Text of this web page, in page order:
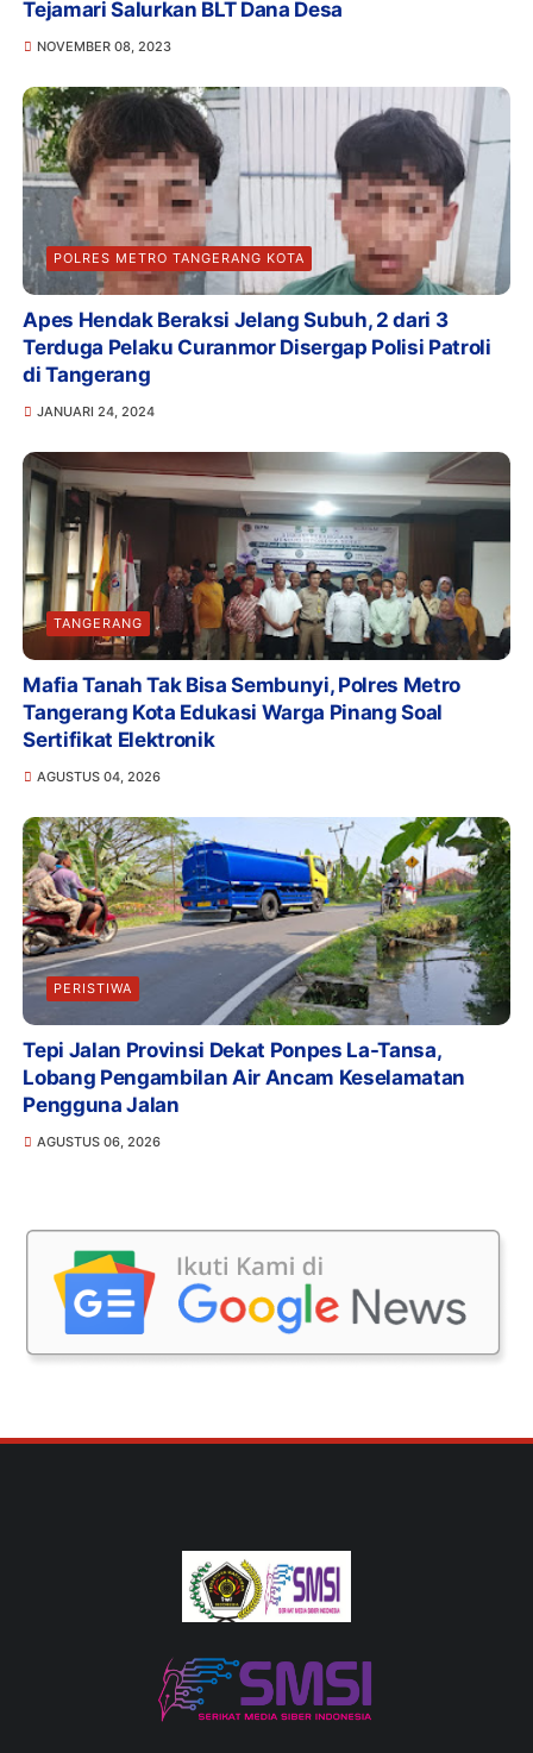
Tejamari Salurkan BLT Dana Desa
NOVEMBER 08, 2023
POLRES METRO TANGERANG KOTA
Apes Hendak Beraksi Jelang Subuh, 2 dari 3
Terduga Pelaku Curanmor Disergap Polisi Patroli
di Tangerang
JANUARI 24, 2024
TANGERANG
Mafia Tanah Tak Bisa Sembunyi, Polres Metro
Tangerang Kota Edukasi Warga Pinang Soal
Sertifikat Elektronik
AGUSTUS 04, 2026
PERISTIWA
Tepi Jalan Provinsi Dekat Ponpes La-Tansa,
Lobang Pengambilan Air Ancam Keselamatan
Pengguna Jalan
AGUSTUS 06, 2026